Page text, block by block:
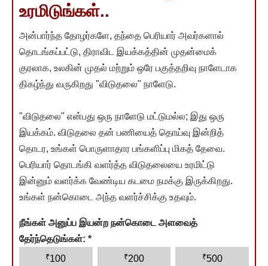
உரமிடுங்கள்..
அன்பார்ந்த தோழர்களே, தந்தை பெரியார் அவர்களால்
தொடங்கப்பட்டு, திராவிட இயக்கத்தின் முதன்மைக்
குரலாக, உலகின் முதல் மற்றும் ஒரே பகுத்தறிவு நாளேடாக
திகழ்ந்து வருகிறது "விடுதலை" நாளேடு.
"விடுதலை" என்பது ஒரு நாளேடு மட்டுமல்ல; இது ஒரு
இயக்கம். விடுதலை தன் பணியைத் தொய்வு இன்றித்
தொடர, உங்கள் பொருளாதார பங்களிப்பு மிகத் தேவை.
பெரியார் தொடங்கி வளர்த்த விடுதலையை உரமிட்டு
இன்னும் வளர்க்க வேண்டிய கடமை நமக்கு இருக்கிறது.
உங்கள் நன்கொடை அந்த வளர்ச்சிக்கு உதவும்.
நீங்கள் அனுப்ப இயன்ற நன்கொடை அளவைத்
தேர்ந்தெடுங்கள்: *
₹100 ₹200 ₹500